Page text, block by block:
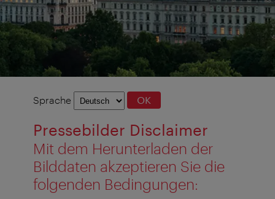
Sprachauswahl
Sprache OK
Pressebilder Disclaimer
Mit dem Herunterladen der
Bilddaten akzeptieren Sie die
folgenden Bedingungen: